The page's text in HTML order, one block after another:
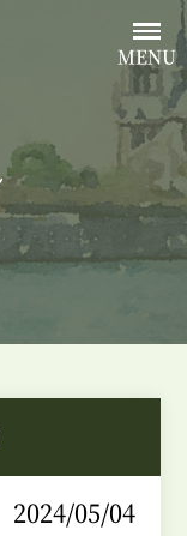
MENU
2024/05/04